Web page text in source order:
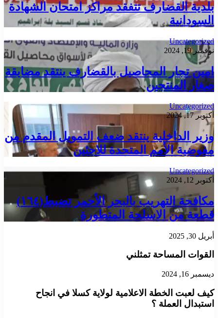
بلدية القضارف تتفقد مراكز امتحان الشهادة
السودانية
Uncategorized
نوفمبر 19, 2024
امين تجار المحاصيل بالقضارف ينتقد مضايقة
صغار المنتجين
Uncategorized
أكتوبر 17, 2024
وزير الداخلية ينتقد ضعف التمويل المقدم من
مفوضية الأمم المتحدة للاجئين
Uncategorized
أكتوبر 12, 2024
مكافحة التهريب بالبحر الأحمر تضبط(١٦٤)
قطعة من الاسلحة المتطورة
أبريل 30, 2025
القوات المساحة تمثلني
ديسمبر 16, 2024
كيف لعبت الخطة الاعلامية لولاية كسلا في انجاح
استبدال العملة ؟